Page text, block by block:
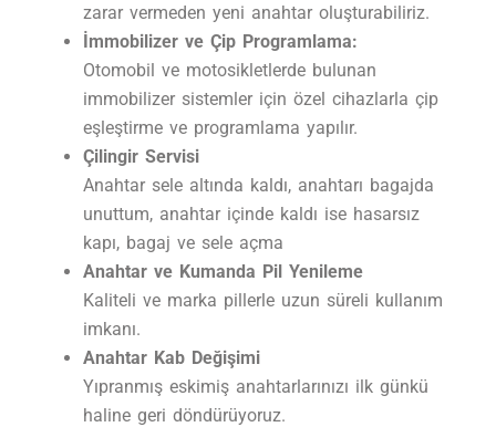
zarar vermeden yeni anahtar oluşturabiliriz.
İmmobilizer ve Çip Programlama:
Otomobil ve motosikletlerde bulunan
immobilizer sistemler için özel cihazlarla çip
eşleştirme ve programlama yapılır.
Çilingir Servisi
Anahtar sele altında kaldı, anahtarı bagajda
unuttum, anahtar içinde kaldı ise hasarsız
kapı, bagaj ve sele açma
Anahtar ve Kumanda Pil Yenileme
Kaliteli ve marka pillerle uzun süreli kullanım
imkanı.
Anahtar Kab Değişimi
Yıpranmış eskimiş anahtarlarınızı ilk günkü
haline geri döndürüyoruz.